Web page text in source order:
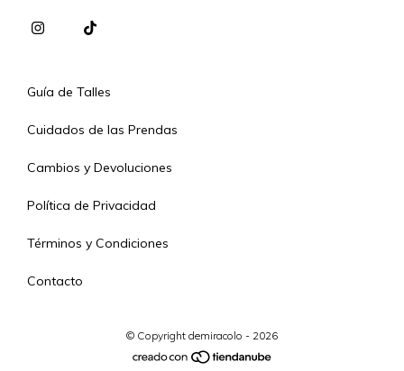
Guía de Talles
Cuidados de las Prendas
Cambios y Devoluciones
Política de Privacidad
Términos y Condiciones
Contacto
© Copyright demiracolo - 2026